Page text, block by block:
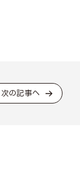
次の記事へ